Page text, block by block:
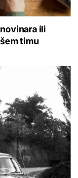
ili
timu